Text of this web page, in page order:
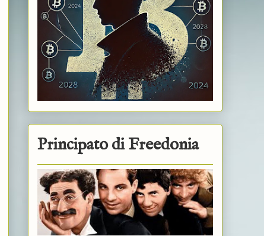
Principato di Freedonia